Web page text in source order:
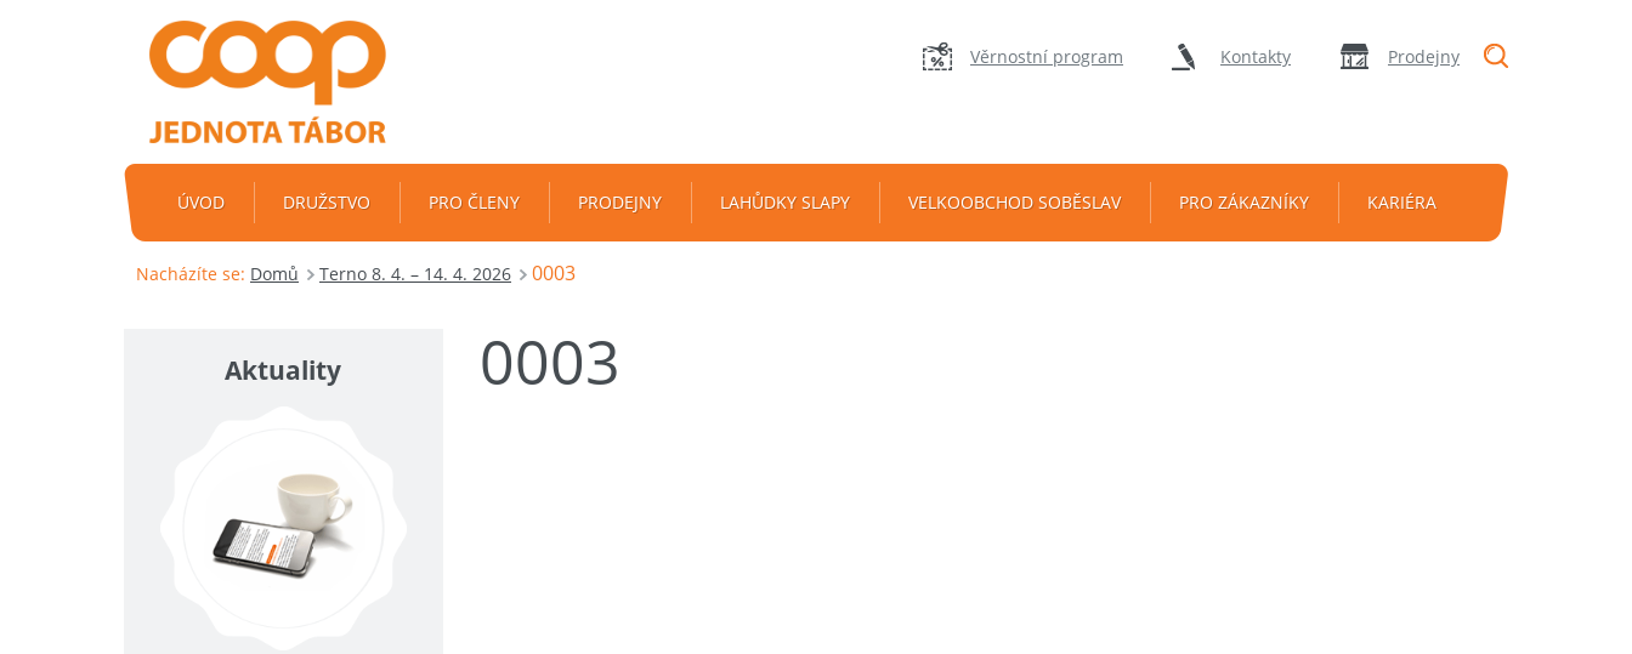
Věrnostní program Kontakty Prodejny
ÚVOD DRUŽSTVO PRO ČLENY PRODEJNY LAHŮDKY SLAPY VELKOOBCHOD SOBĚSLAV PRO ZÁKAZNÍKY KARIÉRA
Nacházíte se: Domů Terno 8. 4. – 14. 4. 2026 0003
0003
Aktuality